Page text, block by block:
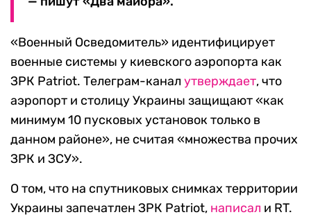
«Военный Осведомитель» идентифицирует
военные системы у киевского аэропорта как
ЗРК Patriot. Телеграм-канал утверждает, что
аэропорт и столицу Украины защищают «как
минимум 10 пусковых установок только в
данном районе», не считая «множества прочих
ЗРК и ЗСУ».
О том, что на спутниковых снимках территории
Украины запечатлен ЗРК Patriot, написал и RT.